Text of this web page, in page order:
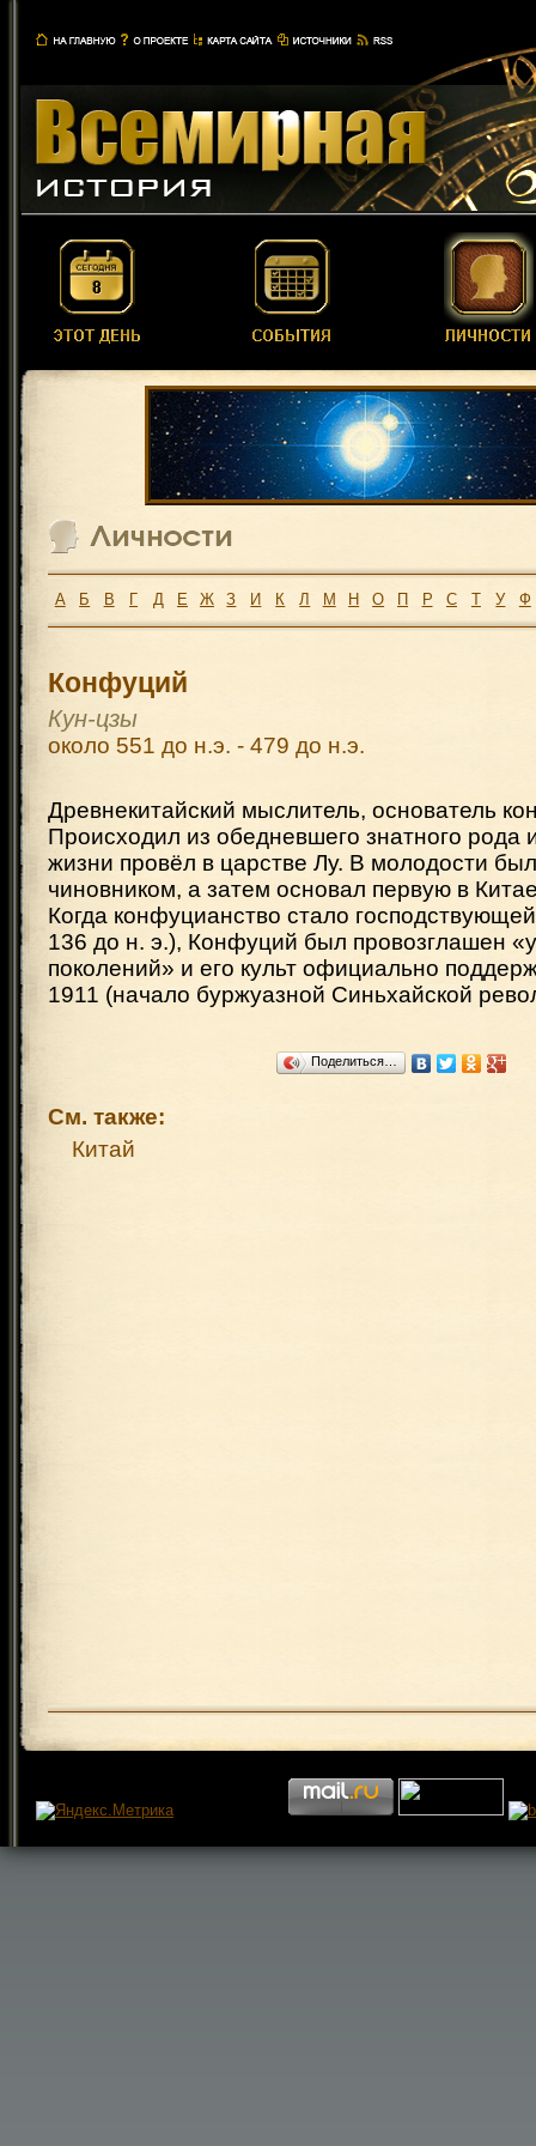
А Б В Г Д Е Ж З И К Л М Н О П Р С Т У Ф
Конфуций
Кун-цзы
около 551 до н.э. - 479 до н.э.
Древнекитайский мыслитель, основатель
Происходил из обедневшего знатного рода
жизни провёл в царстве Лу. В молодости
чиновником, а затем основал первую в
Когда конфуцианство стало
136 до н. э.), Конфуций был провозглашен
поколений» и его культ официально
1911 (начало буржуазной Синьхайской
Поделиться…
См. также:
Китай